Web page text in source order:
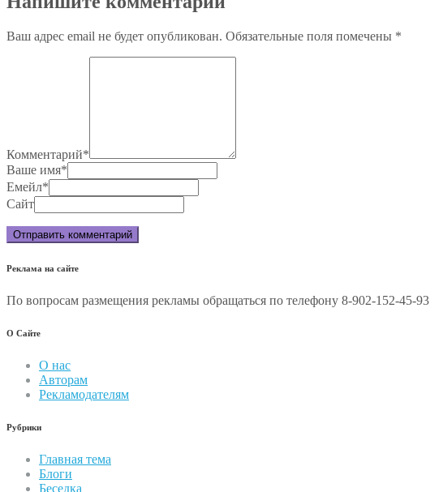
Ваш адрес email не будет опубликован. Обязательные поля помечены *
Комментарий*
Ваше имя*
Емейл*
Сайт
Реклама на сайте
По вопросам размещения рекламы обращаться по телефону 8-902-152-45-93
О Сайте
О нас
Авторам
Рекламодателям
Рубрики
Главная тема
Блоги
Беседка